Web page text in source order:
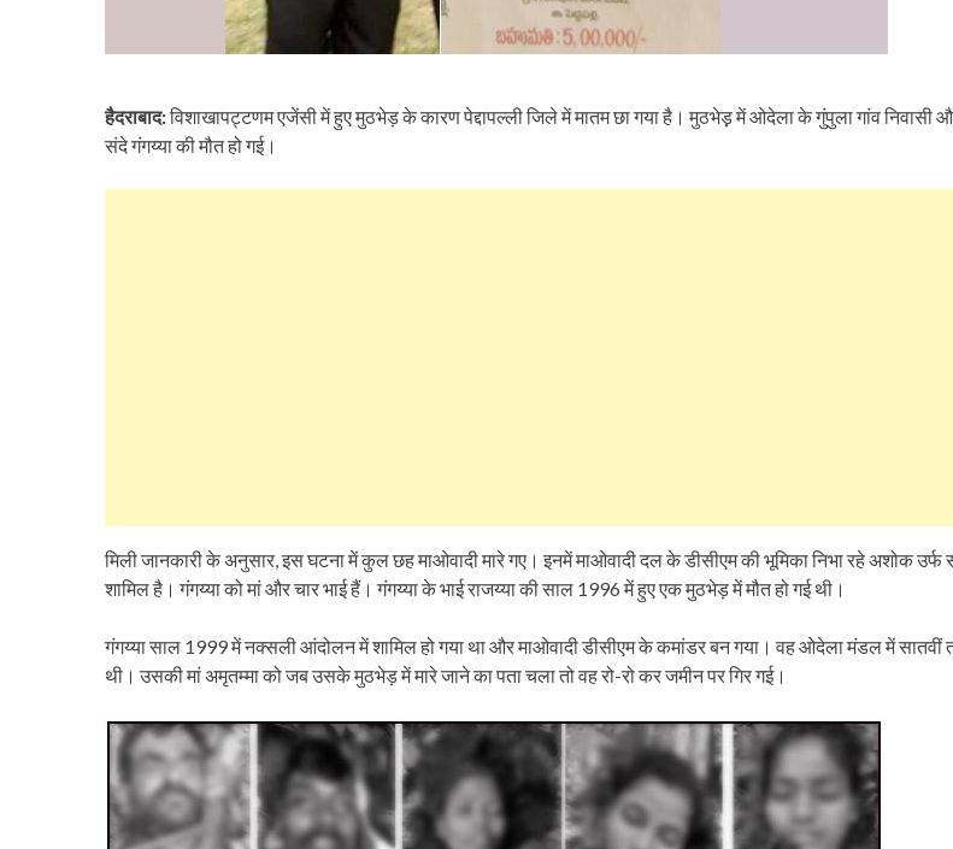
हैदराबाद:विशाखापट्टणम एजेंसी में हुए मुठभेड़ के कारण पेद्दापल्ली जिले में मातम छा गया है। मुठभेड़़ में ओदेला के गुंपुला गांव निवासी
संदे गंगय्या की मौत हो गई।
मिली जानकारी के अनुसार, इस घटना में कुल छह माओवादी मारे गए। इनमें माओवादी दल के डीसीएम की भूमिका निभा रहे अशोक उर्फ
शामिल है। गंगय्या को मां और चार भाई हैं। गंगय्या के भाई राजय्या की साल 1996 में हुए एक मुठभेड़ में मौत हो गई थी।
गंगय्या साल 1999 में नक्सली आंदोलन में शामिल हो गया था और माओवादी डीसीएम के कमांडर बन गया। वह ओदेला मंडल में सातवीं
थी। उसकी मां अमृतम्मा को जब उसके मुठभेड़ में मारे जाने का पता चला तो वह रो-रो कर जमीन पर गिर गई।